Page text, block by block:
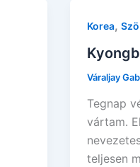
Korea,
Váraljay
Tegnap
vártam.
teljesen